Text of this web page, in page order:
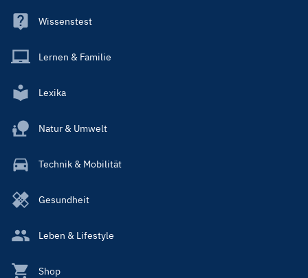
Wissenstest
Lernen & Familie
Lexika
Natur & Umwelt
Technik & Mobilität
Gesundheit
Leben & Lifestyle
Shop